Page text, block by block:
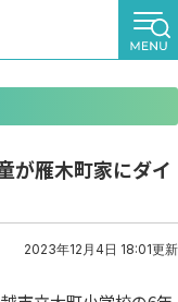
が雁木町家にダイ
2023年12月4日 18:01更新